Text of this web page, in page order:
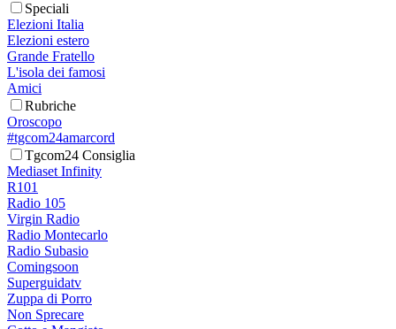
Speciali
Elezioni Italia
Elezioni estero
Grande Fratello
L'isola dei famosi
Amici
Rubriche
Oroscopo
#tgcom24amarcord
Tgcom24 Consiglia
Mediaset Infinity
R101
Radio 105
Virgin Radio
Radio Montecarlo
Radio Subasio
Comingsoon
Superguidatv
Zuppa di Porro
Non Sprecare